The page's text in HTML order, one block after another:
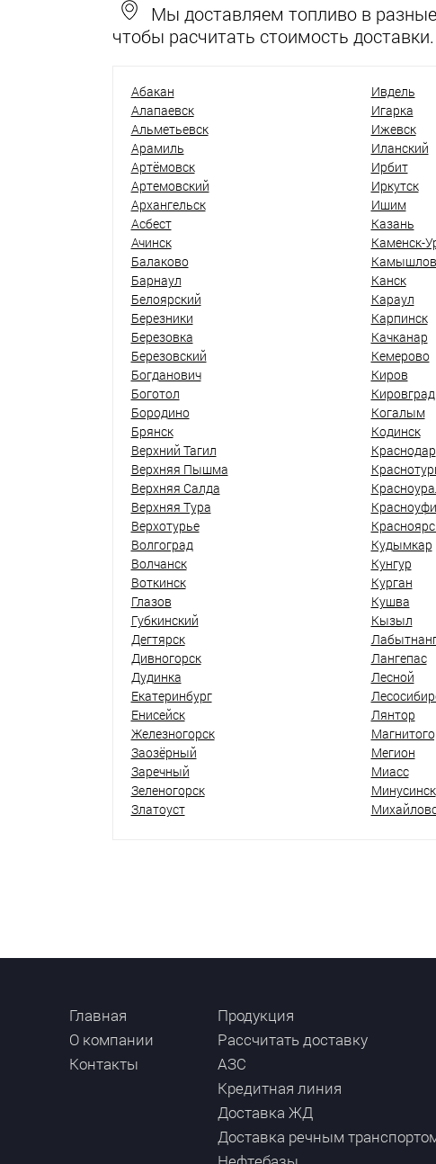
Мы доставляем топливо в
чтобы расчитать стоимость доставки.
Абакан
Алапаевск
Альметьевск
Арамиль
Артёмовск
Артемовский
Архангельск
Асбест
Ачинск
Балаково
Барнаул
Белоярский
Березники
Березовка
Березовский
Богданович
Боготол
Бородино
Брянск
Верхний Тагил
Верхняя Пышма
Верхняя Салда
Верхняя Тура
Верхотурье
Волгоград
Волчанск
Воткинск
Глазов
Губкинский
Дегтярск
Дивногорск
Дудинка
Екатеринбург
Енисейск
Железногорск
Заозёрный
Заречный
Зеленогорск
Златоуст
Ивдель
Игарка
Ижевск
Иланский
Ирбит
Иркутск
Ишим
Казань
Каменск-
Камышлов
Канск
Караул
Карпинск
Качканар
Кемерово
Киров
Кировград
Когалым
Кодинск
Краснодар
Кудымкар
Кунгур
Курган
Кушва
Кызыл
Лангепас
Лесной
Лянтор
Мегион
Миасс
Минусинск
Главная
О компании
Контакты
Продукция
Рассчитать доставку
АЗС
Кредитная линия
Доставка ЖД
Доставка речным